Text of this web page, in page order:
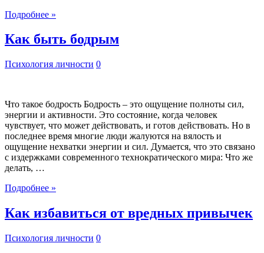
Подробнее »
Как быть бодрым
Психология личности 0
Что такое бодрость Бодрость – это ощущение полноты сил,
энергии и активности. Это состояние, когда человек
чувствует, что может действовать, и готов действовать. Но в
последнее время многие люди жалуются на вялость и
ощущение нехватки энергии и сил. Думается, что это связано
с издержками современного технократического мира: Что же
делать, …
Подробнее »
Как избавиться от вредных привычек
Психология личности 0